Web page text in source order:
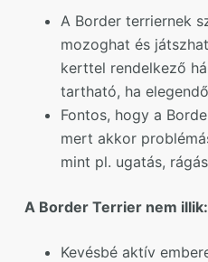
A Border terriernek
mozoghat és
kerttel rendelkező
tartható, ha
Fontos, hogy a
mert akkor
mint pl. ugatás,
A Border Terrier nem illik:
Kevésbé aktív